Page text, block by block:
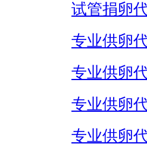
试管捐卵
专业供卵
专业供卵
专业供卵
专业供卵